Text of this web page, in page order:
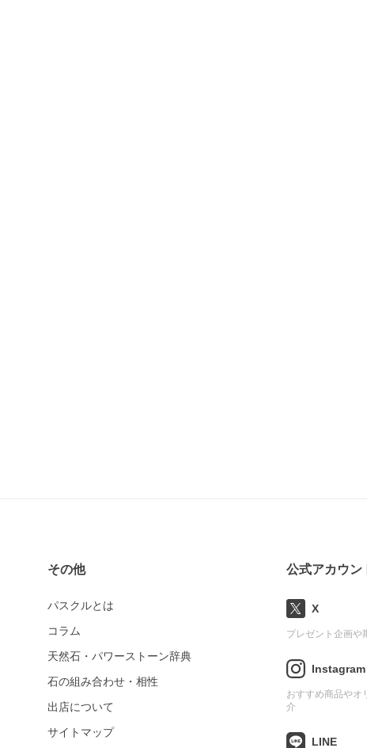
その他
パスクルとは
コラム
天然石・パワーストーン辞典
石の組み合わせ・相性
出店について
サイトマップ
公式アカウン
X
プレゼント企画や
Instagram
おすすめ商品やオ
介
LINE